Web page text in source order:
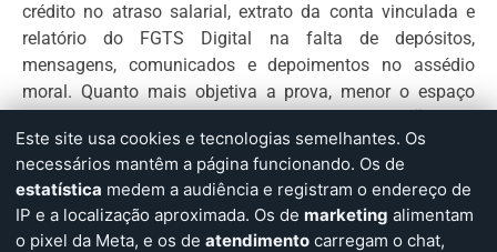
crédito no atraso salarial, extrato da conta vinculada e
relatório do FGTS Digital na falta de depósitos,
mensagens, comunicados e depoimentos no assédio
moral. Quanto mais objetiva a prova, menor o espaço
Referências
Legislação e atos normativos
Este site usa cookies e tecnologias semelhantes. Os
necessários mantêm a página funcionando. Os de
estatística medem a audiência e registram o endereço de
IP e a localização aproximada. Os de marketing alimentam
o pixel da Meta, e os de atendimento carregam o chat,